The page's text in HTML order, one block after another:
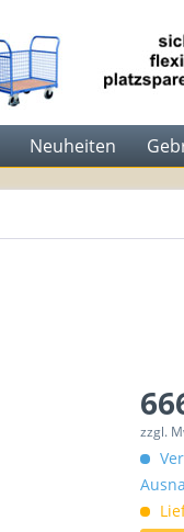
Neuheiten
zzgl.